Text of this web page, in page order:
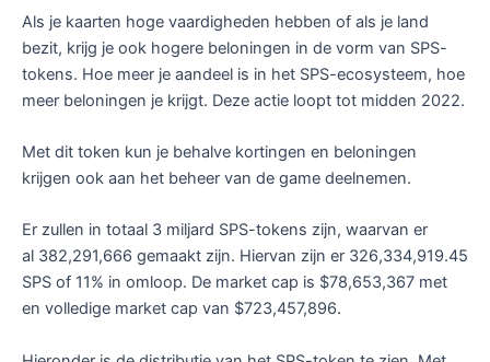
Als je kaarten hoge vaardigheden hebben of als je land
bezit, krijg je ook hogere beloningen in de vorm van SPS-
tokens. Hoe meer je aandeel is in het SPS-ecosysteem, hoe
meer beloningen je krijgt. Deze actie loopt tot midden 2022.
Met dit token kun je behalve kortingen en beloningen
krijgen ook aan het beheer van de game deelnemen.
Er zullen in totaal 3 miljard SPS-tokens zijn, waarvan er
al 382,291,666 gemaakt zijn. Hiervan zijn er 326,334,919.45
SPS of 11% in omloop. De market cap is $78,653,367 met
en volledige market cap van $723,457,896.